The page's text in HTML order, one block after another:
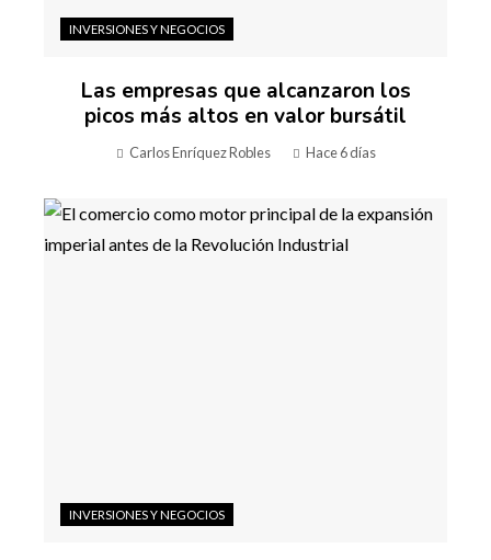
INVERSIONES Y NEGOCIOS
Las empresas que alcanzaron los
picos más altos en valor bursátil
Carlos Enríquez Robles Hace 6 días
INVERSIONES Y NEGOCIOS